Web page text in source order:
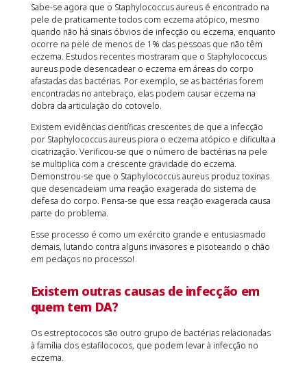
Sabe-se agora que o Staphylococcus aureus é encontrado na
pele de praticamente todos com eczema atópico, mesmo
quando não há sinais óbvios de infecção ou eczema, enquanto
ocorre na pele de menos de 1% das pessoas que não têm
eczema. Estudos recentes mostraram que o Staphylococcus
aureus pode desencadear o eczema em áreas do corpo
afastadas das bactérias. Por exemplo, se as bactérias forem
encontradas no antebraço, elas podem causar eczema na
dobra da articulação do cotovelo.
Existem evidências científicas crescentes de que a infecção
por Staphylococcus aureus piora o eczema atópico e dificulta a
cicatrização. Verificou-se que o número de bactérias na pele
se multiplica com a crescente gravidade do eczema.
Demonstrou-se que o Staphylococcus aureus produz toxinas
que desencadeiam uma reação exagerada do sistema de
defesa do corpo. Pensa-se que essa reação exagerada causa
parte do problema.
Esse processo é como um exército grande e entusiasmado
demais, lutando contra alguns invasores e pisoteando o chão
em pedaços no processo!
Existem outras causas de infecção em
quem tem DA?
Os estreptococos são outro grupo de bactérias relacionadas
à família dos estafilococos, que podem levar à infecção no
eczema.